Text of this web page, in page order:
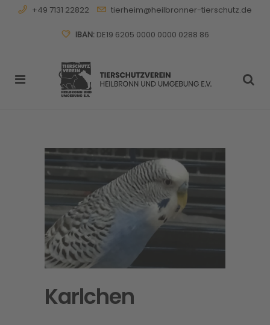
+49 7131 22822 tierheim@heilbronner-tierschutz.de
IBAN:DE19 6205 0000 0000 0288 86
Karlchen